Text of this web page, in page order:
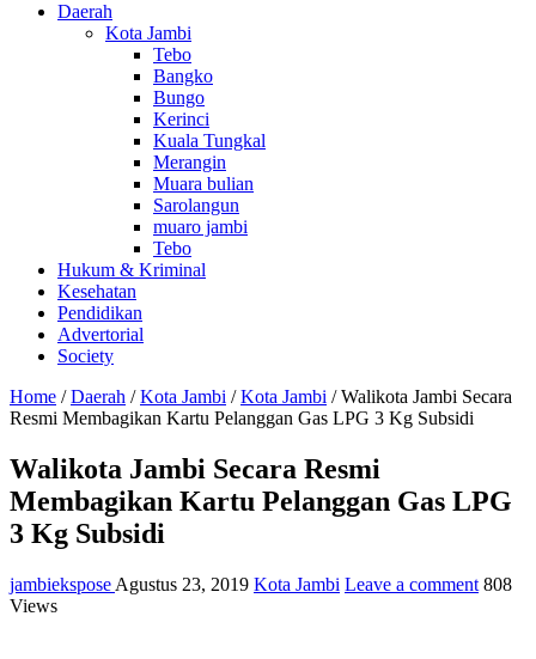
Daerah
Kota Jambi
Tebo
Bangko
Bungo
Kerinci
Kuala Tungkal
Merangin
Muara bulian
Sarolangun
muaro jambi
Tebo
Hukum & Kriminal
Kesehatan
Pendidikan
Advertorial
Society
Home / Daerah / Kota Jambi / Kota Jambi / Walikota Jambi Secara
Resmi Membagikan Kartu Pelanggan Gas LPG 3 Kg Subsidi
Walikota Jambi Secara Resmi
Membagikan Kartu Pelanggan Gas LPG
3 Kg Subsidi
jambiekspose Agustus 23, 2019 Kota Jambi Leave a comment 808
Views